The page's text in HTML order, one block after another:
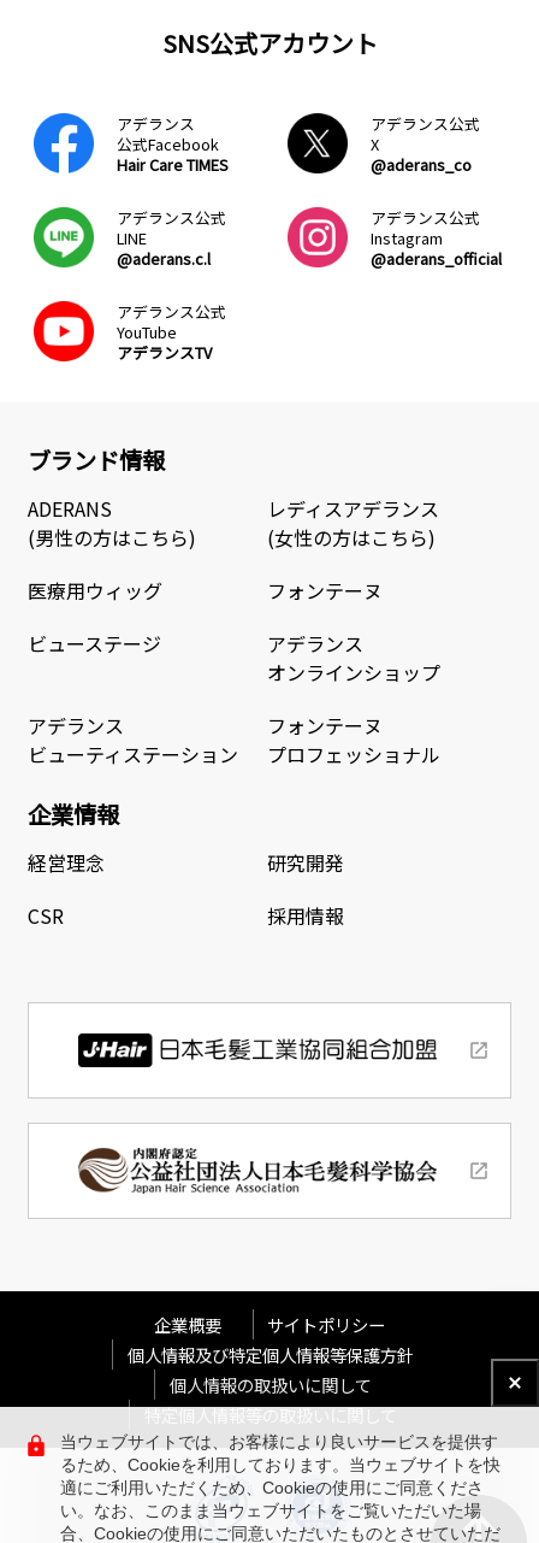
SNS公式アカウント
アデランス
公式Facebook
Hair Care TIMES
アデランス公式
X
@aderans_co
アデランス公式
LINE
@aderans.c.l
アデランス公式
Instagram
@aderans_official
アデランス公式
YouTube
アデランスTV
ブランド情報
ADERANS
(男性の方はこちら)
レディスアデランス
(女性の方はこちら)
医療用ウィッグ
フォンテーヌ
ビューステージ
アデランス
オンラインショップ
アデランス
ビューティステーション
フォンテーヌ
プロフェッショナル
企業情報
経営理念
研究開発
CSR
採用情報
企業概要
サイトポリシー
個人情報及び特定個人情報等保護方針
個人情報の取扱いに関して
特定個人情報等の取扱いに関して
当ウェブサイトでは、お客様により良いサービスを提供す
るため、Cookieを利用しております。当ウェブサイトを快
適にご利用いただくため、Cookieの使用にご同意くださ
い。なお、このまま当ウェブサイトをご覧いただいた場
合、Cookieの使用にご同意いただいたものとさせていただ